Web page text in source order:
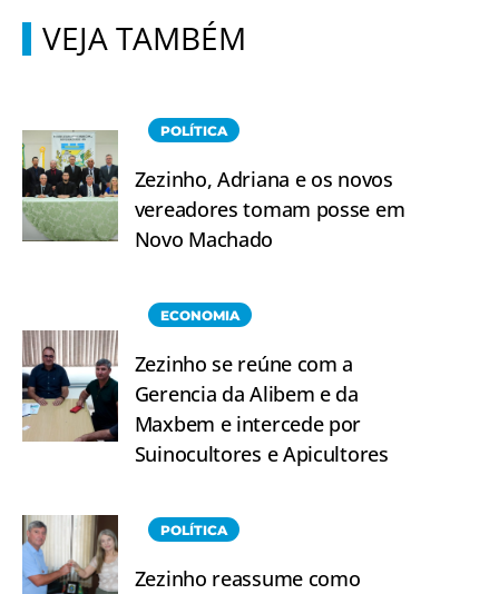
VEJA TAMBÉM
POLÍTICA
Zezinho, Adriana e os novos
vereadores tomam posse em
Novo Machado
ECONOMIA
Zezinho se reúne com a
Gerencia da Alibem e da
Maxbem e intercede por
Suinocultores e Apicultores
POLÍTICA
Zezinho reassume como